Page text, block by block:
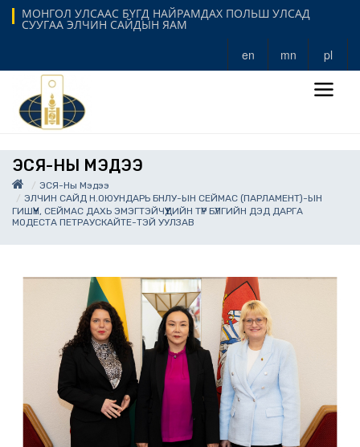
МОНГОЛ УЛСААС БҮГД НАЙРАМДАХ ПОЛЬШ УЛСАД
СУУГАА ЭЛЧИН САЙДЫН ЯАМ
en mn pl
ЭСЯ-НЫ МЭДЭЭ
ЭСЯ-Ны Мэдээ
ЭЛЧИН САЙД Н.ОЮУНДАРЬ БНЛУ-ЫН СЕЙМАС (ПАРЛАМЕНТ)-ЫН
ГИШҮҮН, СЕЙМАС ДАХЬ ЭМЭГТЭЙЧҮҮДИЙН ТҮР БҮЛГИЙН ДЭД ДАРГА
МОДЕСТА ПЕТРАУСКАЙТЕ-ТЭЙ УУЛЗАВ